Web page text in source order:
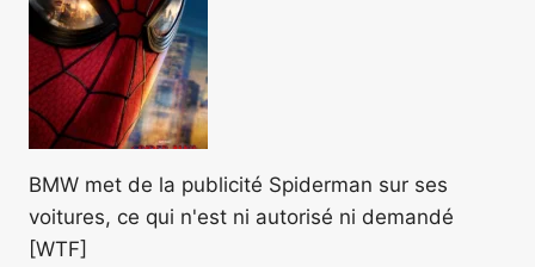
BMW met de la publicité Spiderman sur ses
voitures, ce qui n'est ni autorisé ni demandé
[WTF]